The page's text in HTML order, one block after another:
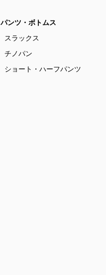
パンツ・ボトムス
スラックス
チノパン
ショート・ハーフパンツ